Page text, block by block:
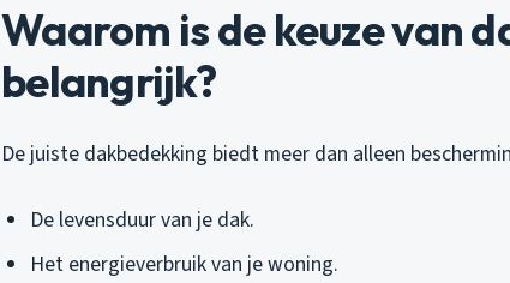
Waarom is de keuze van
belangrijk?
De juiste dakbedekking biedt meer dan alleen
De levensduur van je dak.
Het energieverbruik van je woning.